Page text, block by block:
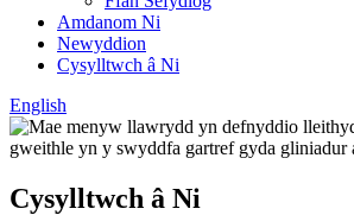
Amdanom Ni
Newyddion
Cysylltwch â Ni
English
Cysylltwch â Ni